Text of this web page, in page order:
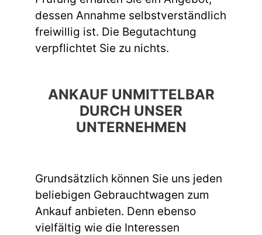
dessen Annahme selbstverständlich
freiwillig ist. Die Begutachtung
verpflichtet Sie zu nichts.
ANKAUF UNMITTELBAR
DURCH UNSER
UNTERNEHMEN
Grundsätzlich können Sie uns jeden
beliebigen Gebrauchtwagen zum
Ankauf anbieten. Denn ebenso
vielfältig wie die Interessen